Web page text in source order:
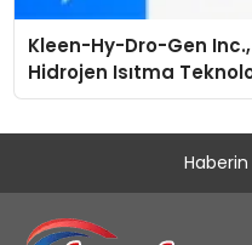
Kleen-Hy-Dro-Gen Inc.,
Hidrojen Isıtma
Düzenleyici Onaylarını